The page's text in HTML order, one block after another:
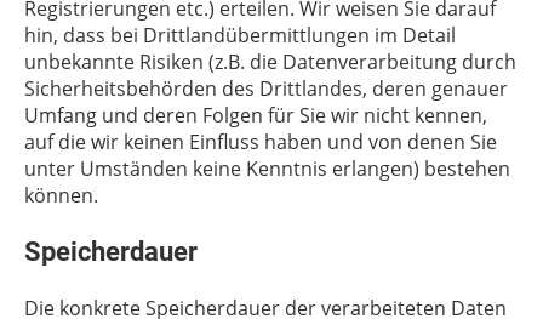
Registrierungen etc.) erteilen. Wir weisen Sie darauf
hin, dass bei Drittlandübermittlungen im Detail
unbekannte Risiken (z.B. die Datenverarbeitung durch
Sicherheitsbehörden des Drittlandes, deren genauer
Umfang und deren Folgen für Sie wir nicht kennen,
auf die wir keinen Einfluss haben und von denen Sie
unter Umständen keine Kenntnis erlangen) bestehen
können.
Speicherdauer
Die konkrete Speicherdauer der verarbeiteten Daten